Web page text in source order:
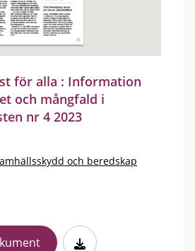
för alla : Information
och mångfald i
nr 4 2023
och beredskap